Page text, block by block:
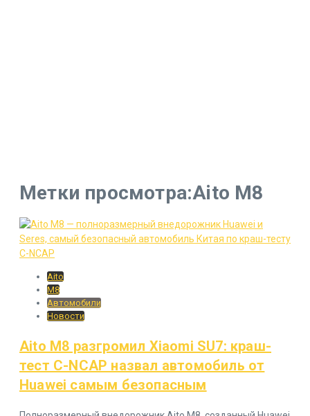
Метки просмотра:Aito M8
Aito
M8
Автомобили
Новости
Aito M8 разгромил Xiaomi SU7: краш-
тест C-NCAP назвал автомобиль от
Huawei самым безопасным